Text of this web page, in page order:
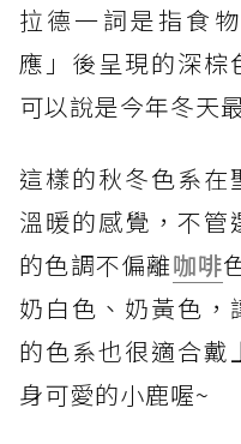
拉德一詞是指食
應」後呈現的深棕
可以說是今年冬天
這樣的秋冬色系在
溫暖的感覺，不管
的色調不偏離咖啡
奶白色、奶黃色，
的色系也很適合戴
身可愛的小鹿喔~